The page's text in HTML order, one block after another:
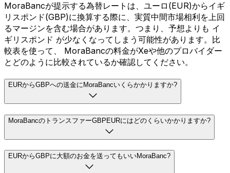
MoraBancが提示する為替レートは、ユーロ(EUR)からイギ
リスポンド(GBP)に換算する際に、実質中間市場相利を上回
るマージンを含む場合があります。つまり、予想よりも イ
ギリスポンド が少なくなってしまう可能性があります。比
較表を使って、 MoraBancの料金がXeや他のプロバイダー
とどのように比較されているか確認してください。
EURからGBPへの送金にMoraBancいくらかかりますか?
MoraBancのトランスファーGBPEURにはどのくらいかかりますか?
EURからGBPに大額のお金を送ってもいいMoraBanc?